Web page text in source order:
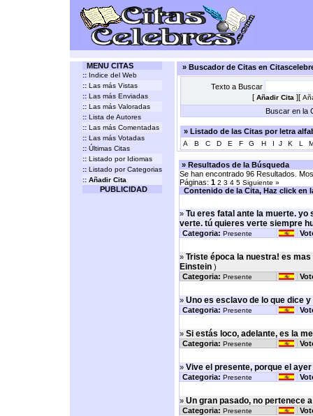
MENU CITAS
:: Indice del Web
:: Las más Vistas
:: Las más Enviadas
:: Las más Valoradas
:: Lista de Autores
:: Las más Comentadas
:: Las más Votadas
:: Últimas Citas
:: Listado por Idiomas
:: Listado por Categorias
:: Añadir Cita
PUBLICIDAD
» Buscador de Citas en
Texto a Buscar
[ Añadir Cita ][
Buscar en la
» Listado de las Citas por letra
A B C D E F G H I J K L
» Resultados de la Búsqueda
Se han encontrado 96 Resultados.
Páginas: 1 2 3 4 5 Siguiente »
Contenido de la Cita, Haz click en
» Tu eres fatal ante la muerte.
verte. tú quieres verte siempre
Categoria: Presente
» Triste época la nuestra! es
Einstein)
Categoria: Presente
» Uno es esclavo de lo que dice
Categoria: Presente
» Si estás loco, adelante, es la
Categoria: Presente
» Vive el presente, porque el
Categoria: Presente
» Un gran pasado, no pertenece
Categoria: Presente